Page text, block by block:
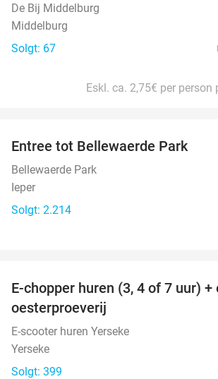
De Bij Middelburg
Middelburg
Solgt: 67
Eskl. ca. 2,75€ per
Entree tot Bellewaerde Park
Bellewaerde Park
Ieper
Solgt: 2.214
E-chopper huren (3, 4 of 7 uur) +
oesterproeverij
E-scooter huren Yerseke
Yerseke
Solgt: 399